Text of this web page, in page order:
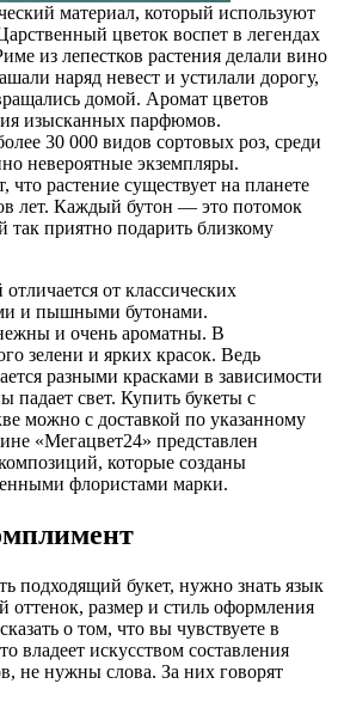
материал, который используют
цветок воспет в легендах
из лепестков растения делали вино
наряд невест и устилали дорогу,
домой. Аромат цветов
изысканных парфюмов.
30 000 видов сортовых роз, среди
невероятные экземпляры.
растение существует на планете
лет. Каждый бутон — это потомок
так приятно подарить близкому
от классических
и пышными бутонами.
и очень ароматны. В
зелени и ярких красок. Ведь
разными красками в зависимости
падает свет. Купить букеты с
можно с доставкой по указанному
«Мегацвет24» представлен
которые созданы
флористами марки.
подходящий букет, нужно знать язык
размер и стиль оформления
о том, что вы чувствуете в
владеет искусством составления
не нужны слова. За них говорят